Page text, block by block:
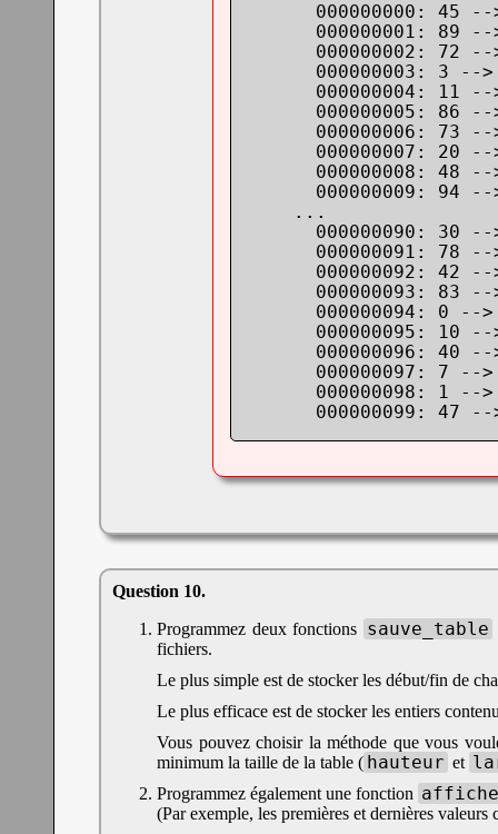
000000000: 45
000000001: 89
000000002: 72
000000003: 3 --
000000004: 11
000000005: 86
000000006: 73
000000007: 20
000000008: 48
000000009: 94
    ...
000000090: 30
000000091: 78
000000092: 42
000000093: 83
000000094: 0 --
000000095: 10
000000096: 40
000000097: 7 --
000000098: 1 --
000000099: 47
Programmez deux fonctions sauve_table
fichiers.
Le plus simple est de stocker les début/fin de
Le plus efficace est de stocker les entiers
Vous pouvez choisir la méthode que vous
minimum la taille de la table ( hauteur et
Programmez également une fonction
(Par exemple, les premières et dernières valeurs